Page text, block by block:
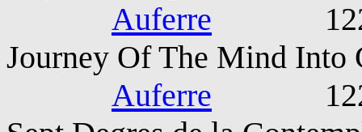
Auferre 1221-
Journey Of The Mind Into
Auferre 1221-